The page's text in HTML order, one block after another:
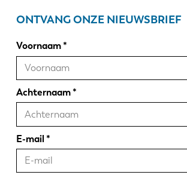
ONTVANG ONZE NIEUWSBRIEF
Voornaam
Achternaam
E-mail